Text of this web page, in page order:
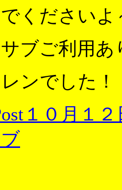
くださいよ
ブご利用
ンでした！
１０月１